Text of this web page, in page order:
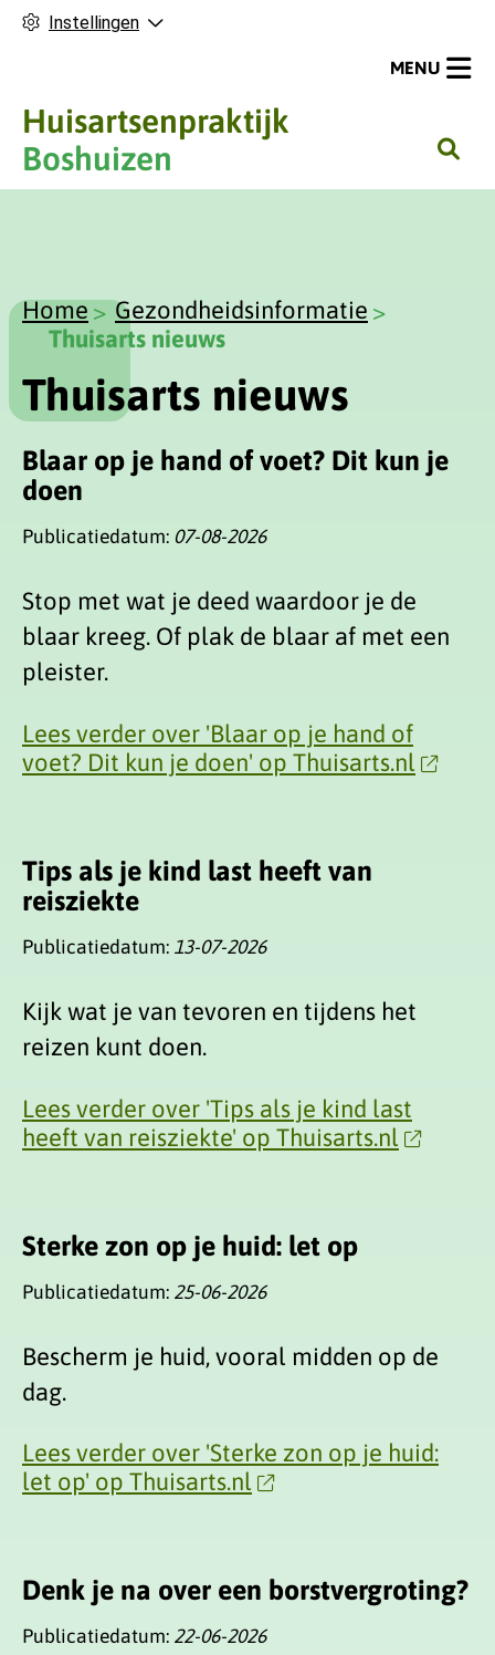
Instellingen
Huisartsenpraktijk
Boshuizen
H
o
MENU
Home
Gezondheidsinformatie
Thuisarts nieuws
Thuisarts nieuws
Blaar op je hand of voet? Dit kun je
doen
Publicatiedatum: 07-08-2026
Stop met wat je deed waardoor je de
blaar kreeg. Of plak de blaar af met een
pleister.
Lees verder over 'Blaar op je hand of
voet? Dit kun je doen' op Thuisarts.nl
Tips als je kind last heeft van
reisziekte
Publicatiedatum: 13-07-2026
Kijk wat je van tevoren en tijdens het
reizen kunt doen.
Lees verder over 'Tips als je kind last
heeft van reisziekte' op Thuisarts.nl
Sterke zon op je huid: let op
Publicatiedatum: 25-06-2026
Bescherm je huid, vooral midden op de
dag.
Lees verder over 'Sterke zon op je huid:
let op' op Thuisarts.nl
Denk je na over een borstvergroting?
Publicatiedatum: 22-06-2026